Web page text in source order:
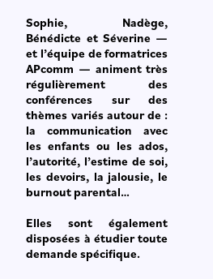
Sophie, Nadège,
Bénédicte et Séverine —
et l’équipe de formatrices
APcomm — animent très
régulièrement des
conférences sur des
thèmes variés autour de :
la communication avec
les enfants ou les ados,
l’autorité, l’estime de soi,
les devoirs, la jalousie, le
burnout parental…
Elles sont également
disposées à étudier toute
demande spécifique.